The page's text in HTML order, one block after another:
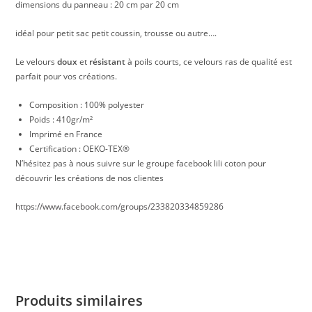
dimensions du panneau : 20 cm par 20 cm
idéal pour petit sac petit coussin, trousse ou autre….
Le veloursdouxet résistantà poils courts, ce velours ras de qualité est
parfait pour vos créations.
Composition : 100% polyester
Poids : 410gr/m²
Imprimé en France
Certification : OEKO-TEX®
N’hésitez pas à nous suivre sur le groupe facebook lili coton pour
découvrir les créations de nos clientes
https://www.facebook.com/groups/233820334859286
Produits similaires